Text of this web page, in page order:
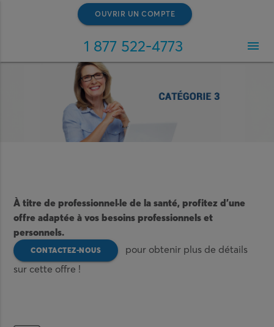
OUVRIR UN COMPTE
1 877 522-4773 menu
À titre de professionnel·le de la santé, profitez d’une
offre adaptée à vos besoins professionnels et
personnels.
CONTACTEZ-NOUS
pour obtenir plus de détails
sur cette offre !